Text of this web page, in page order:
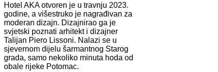
Hotel AKA otvoren je u travnju 2023.
godine, a višestruko je nagrađivan za
moderan dizajn. Dizajnirao ga je
svjetski poznati arhitekt i dizajner
Talijan Piero Lissoni. Nalazi se u
sjevernom dijelu šarmantnog Starog
grada, samo nekoliko minuta hoda od
obale rijeke Potomac.